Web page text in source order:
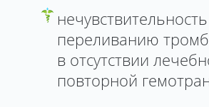
переливанию
в отсутствии
повторной